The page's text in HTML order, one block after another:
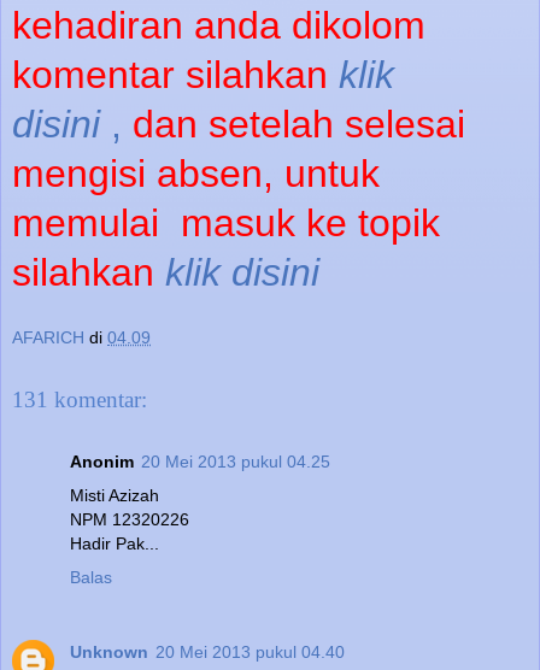
kehadiran anda dikolom
komentar silahkan klik
disini , dan setelah selesai
mengisi absen, untuk
memulai masuk ke topik
silahkan klik disini
AFARICH di 04.09
131 komentar:
Anonim 20 Mei 2013 pukul 04.25
Misti Azizah
NPM 12320226
Hadir Pak...
Balas
Unknown 20 Mei 2013 pukul 04.40